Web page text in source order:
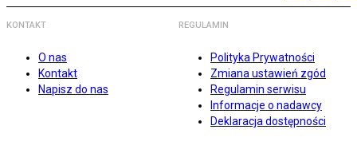
KONTAKT
O nas
Kontakt
Napisz do nas
REGULAMIN
Polityka Prywatności
Zmiana ustawień zgód
Regulamin serwisu
Informacje o nadawcy
Deklaracja dostępności